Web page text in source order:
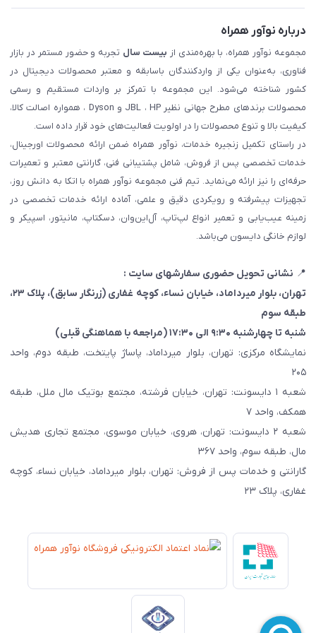
درباره نوآور همراه
مجموعه نوآور همراه، با بهره‌مندی از بیست سال تجربه و حضور مستمر در بازار
فناوری، به‌عنوان یکی از واردکنندگان باسابقه و معتبر محصولات دیجیتال در
کشور شناخته می‌شود. این مجموعه با تمرکز بر واردات مستقیم و رسمی
محصولات برندهای مطرح جهانی نظیر JBL ، HP و Dyson ، همواره اصالت کالا،
کیفیت بالا و تنوع محصولات را در اولویت فعالیت‌های خود قرار داده است.
در راستای تکمیل زنجیره خدمات، نوآور همراه ضمن ارائه محصولات اورجینال،
خدمات تخصصی پس از فروش، شامل پشتیبانی فنی، گارانتی معتبر و تعمیرات
حرفه‌ای را نیز ارائه می‌نماید. تیم فنی مجموعه نوآور همراه با اتکا به دانش روز،
تجهیزات پیشرفته و رویکردی دقیق و علمی، آماده ارائه خدمات تخصصی در
زمینه عیب‌یابی و تعمیر انواع لپ‌تاپ، آل‌این‌وان، دسکتاپ، مانیتور، اسپیکر و
لوازم خانگی دایسون می‌باشد.
📍 نشانی تحویل حضوری سفارشهای سایت :
تهران، بلوار میرداماد، خیابان نساء، کوچه غفاری (زرنگار سابق)
، پلاک ۲۳،
طبقه سوم
شنبه تا چهارشنبه ۹:۳۰ الی ۱۷:۳۰ (مراجعه با هماهنگی قبلی)
نمایشگاه مرکزی: تهران، بلوار میرداماد، پاساژ پایتخت، طبقه دوم، واحد
۲۰۵
شعبه ۱ دایسونت: تهران، خیابان فرشته، مجتمع بوتیک مال ملل، طبقه
همکف، واحد ۷
شعبه ۲ دایسونت: تهران، هروی، خیابان موسوی، مجتمع تجاری هدیش
مال، طبقه سوم، واحد ۳۶۷
گارانتی و خدمات پس از فروش: تهران، بلوار میرداماد، خیابان نساء، کوچه
غفاری، پلاک ۲۳